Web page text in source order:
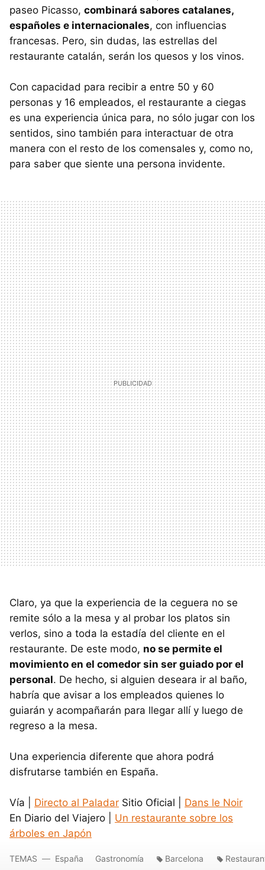
paseo Picasso, combinará sabores catalanes,
españoles e internacionales, con influencias
francesas. Pero, sin dudas, las estrellas del
restaurante catalán, serán los quesos y los vinos.
Con capacidad para recibir a entre 50 y 60
personas y 16 empleados, el restaurante a ciegas
es una experiencia única para, no sólo jugar con los
sentidos, sino también para interactuar de otra
manera con el resto de los comensales y, como no,
para saber que siente una persona invidente.
Claro, ya que la experiencia de la ceguera no se
remite sólo a la mesa y al probar los platos sin
verlos, sino a toda la estadía del cliente en el
restaurante. De este modo, no se permite el
movimiento en el comedor sin ser guiado por el
personal. De hecho, si alguien deseara ir al baño,
habría que avisar a los empleados quienes lo
guiarán y acompañarán para llegar allí y luego de
regreso a la mesa.
Una experiencia diferente que ahora podrá
disfrutarse también en España.
Vía | Directo al Paladar Sitio Oficial | Dans le Noir
En Diario del Viajero | Un restaurante sobre los
árboles en Japón
TEMAS España Gastronomía Barcelona